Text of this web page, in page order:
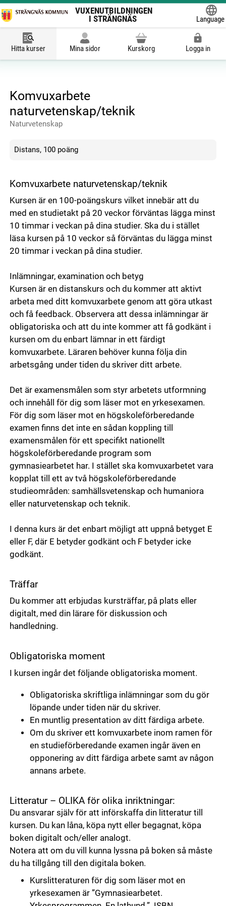
VUXENUTBILDNINGEN
I STRÄNGNÄS
Language
Hitta kurser Mina sidor Kurskorg Logga in
Komvuxarbete
naturvetenskap/teknik
Naturvetenskap
Distans, 100 poäng
Komvuxarbete naturvetenskap/teknik
Kursen är en 100-poängskurs vilket innebär att du
med en studietakt på 20 veckor förväntas lägga minst
10 timmar i veckan på dina studier. Ska du i stället
läsa kursen på 10 veckor så förväntas du lägga minst
20 timmar i veckan på dina studier.
Inlämningar, examination och betyg
Kursen är en distanskurs och du kommer att aktivt
arbeta med ditt komvuxarbete genom att göra utkast
och få feedback. Observera att dessa inlämningar är
obligatoriska och att du inte kommer att få godkänt i
kursen om du enbart lämnar in ett färdigt
komvuxarbete. Läraren behöver kunna följa din
arbetsgång under tiden du skriver ditt arbete.
Det är examensmålen som styr arbetets utformning
och innehåll för dig som läser mot en yrkesexamen.
För dig som läser mot en högskoleförberedande
examen finns det inte en sådan koppling till
examensmålen för ett specifikt nationellt
högskoleförberedande program som
gymnasiearbetet har. I stället ska komvuxarbetet vara
kopplat till ett av två högskoleförberedande
studieområden: samhällsvetenskap och humaniora
eller naturvetenskap och teknik.
I denna kurs är det enbart möjligt att uppnå betyget E
eller F, där E betyder godkänt och F betyder icke
godkänt.
Träffar
Du kommer att erbjudas kursträffar, på plats eller
digitalt, med din lärare för diskussion och
handledning.
Obligatoriska moment
I kursen ingår det följande obligatoriska moment.
Obligatoriska skriftliga inlämningar som du gör
löpande under tiden när du skriver.
En muntlig presentation av ditt färdiga arbete.
Om du skriver ett komvuxarbete inom ramen för
en studieförberedande examen ingår även en
opponering av ditt färdiga arbete samt av någon
annans arbete.
Litteratur – OLIKA för olika inriktningar:
Du ansvarar själv för att införskaffa din litteratur till
kursen. Du kan låna, köpa nytt eller begagnat, köpa
boken digitalt och/eller analogt.
Notera att om du vill kunna lyssna på boken så måste
du ha tillgång till den digitala boken.
Kurslitteraturen för dig som läser mot en
yrkesexamen är ”Gymnasiearbetet.